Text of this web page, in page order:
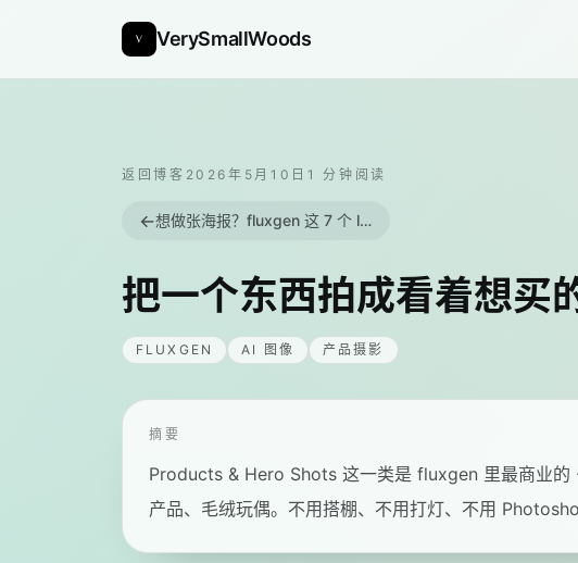
VerySmallWoods
返回博客 2026年5月10日 1 分钟阅读
← 想做张海报？fluxgen 这 7 个 look 各管一个场景
把一个东西拍成看着想
FLUXGEN AI 图像 产品摄影
摘要
Products & Hero Shots 这一类是 fluxgen 里最商业
产品、毛绒玩偶。不用搭棚、不用打灯、不用